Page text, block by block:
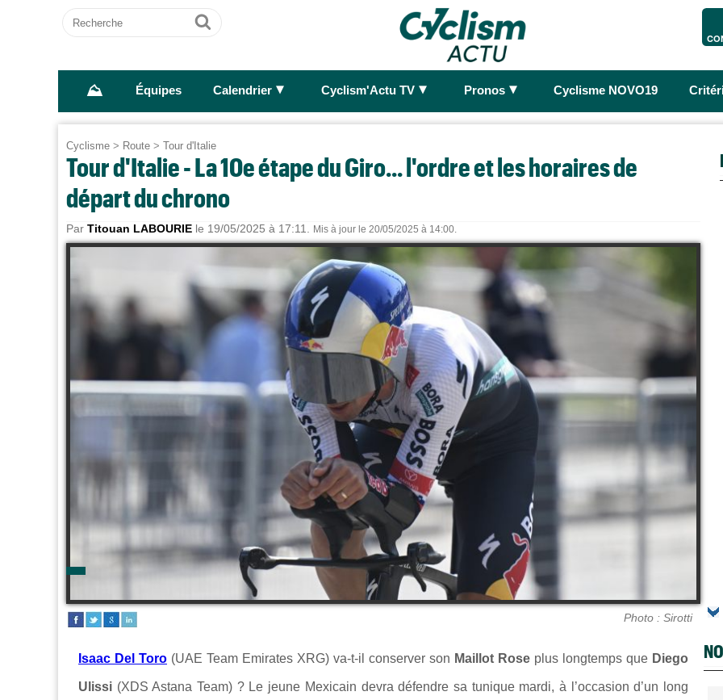
Recherche
Ok
⛰ Équipes Calendrier ► Cyclism'Actu TV ► Pronos ► Cyclisme NOVO19
Cyclisme > Route > Tour d'Italie
Tour d'Italie - La 10e étape du Giro... l'ordre et les horaires de
départ du chrono
Par Titouan LABOURIE le 19/05/2025 à 17:11. Mis à jour le 20/05/2025 à 14:00.
Photo : Sirotti
Isaac Del Toro (UAE Team Emirates XRG) va-t-il conserver son Maillot Rose plus longtemps que Diego
Ulissi (XDS Astana Team) ? Le jeune Mexicain devra défendre sa tunique mardi, à l’occasion d’un long